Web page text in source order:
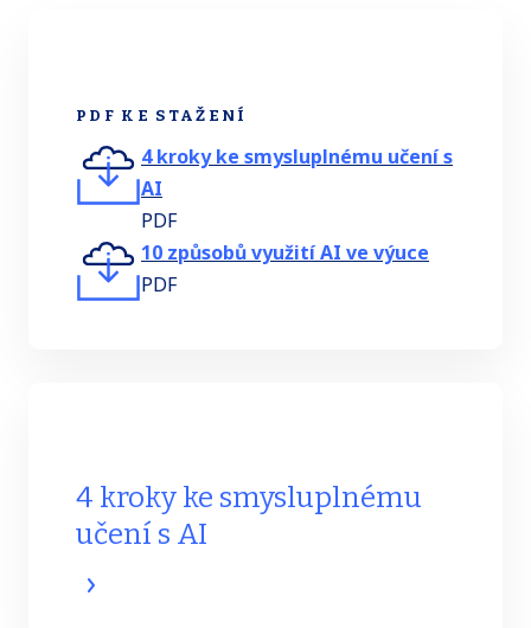
PDF KE STAŽENÍ
4 kroky ke smysluplnému učení s
AI
PDF
10 způsobů využití AI ve výuce
PDF
4 kroky ke smysluplnému
učení s AI